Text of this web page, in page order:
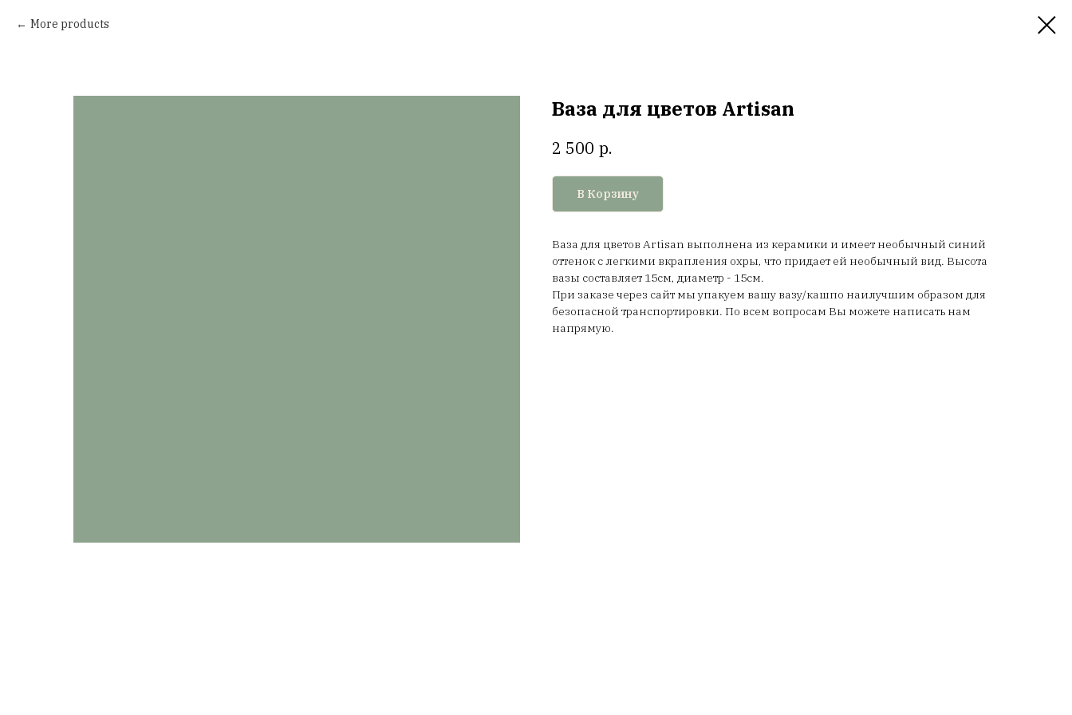
More products
Ваза для цветов Artisan
2 500 р.
В Корзину
Ваза для цветов Artisan выполнена из керамики и имеет необычный синий
оттенок с легкими вкрапления охры, что придает ей необычный вид. Высота
вазы составляет 15см, диаметр - 15см.
При заказе через сайт мы упакуем вашу вазу/кашпо наилучшим образом для
безопасной транспортировки. По всем вопросам Вы можете написать нам
напрямую.